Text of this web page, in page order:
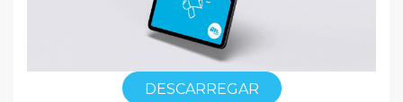
DESCARREGAR